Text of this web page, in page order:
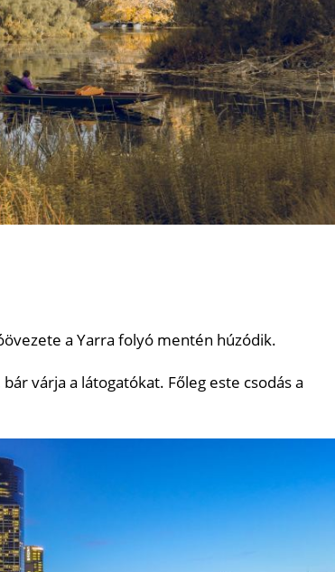
a Yarra folyó mentén húzódik.
várja a látogatókat. Főleg este csodás a